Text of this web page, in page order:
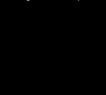
co się stało. Kadir